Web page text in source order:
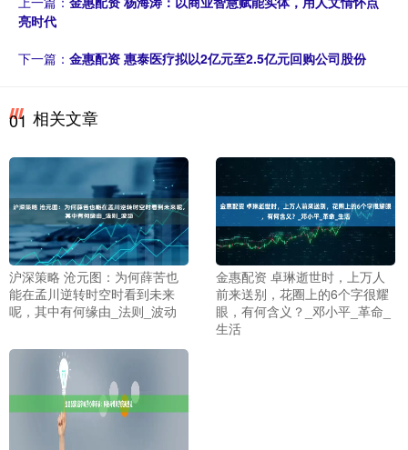
亮时代
下一篇： 金惠配资 惠泰医疗拟以2亿元至2.5亿元回购公司股份
01 相关文章
沪深策略 沧元图：为何薛苦也
能在孟川逆转时空时看到未来
呢，其中有何缘由_法则_波动
金惠配资 卓琳逝世时，上万人
前来送别，花圈上的6个字很耀
眼，有何含义？_邓小平_革命_
生活